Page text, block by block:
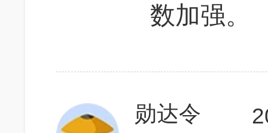
数加强。
勋达令